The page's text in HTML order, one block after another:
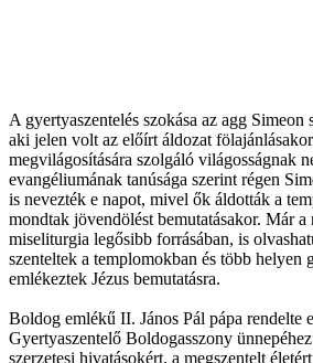
A gyertyaszentelés szokása az agg
aki jelen volt az előírt áldozat
megvilágosítására szolgáló világosságnak
evangéliumának tanúsága szerint régen
is nevezték e napot, mivel ők áldották a
mondtak jövendölést bemutatásakor. Már a
miseliturgia legősibb forrásában, is
szenteltek a templomokban és több helyen
emlékeztek Jézus bemutatásra.
Boldog emlékű II. János Pál pápa rendelte
Gyertyaszentelő Boldogasszony
szerzetesi hivatásokért, a megszentelt